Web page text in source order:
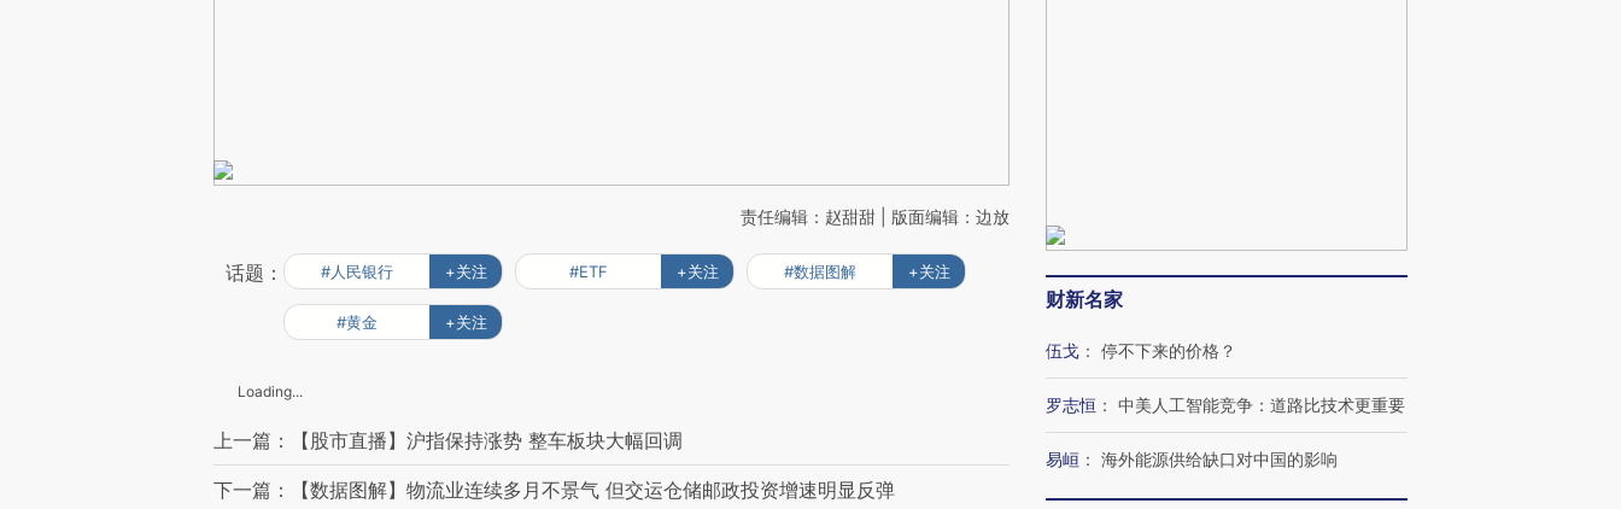
责任编辑：赵甜甜 | 版面编辑：边放
话题： #人民银行 +关注 #ETF +关注 #数据图解 +关注
#黄金 +关注
Loading...
上一篇：【股市直播】沪指保持涨势 整车板块大幅回调
下一篇：【数据图解】物流业连续多月不景气 但交运仓储邮政投资增速明显反弹
财新名家
伍戈 ： 停不下来的价格？
罗志恒 ： 中美人工智能竞争：道路比技术更重要
易峘 ： 海外能源供给缺口对中国的影响